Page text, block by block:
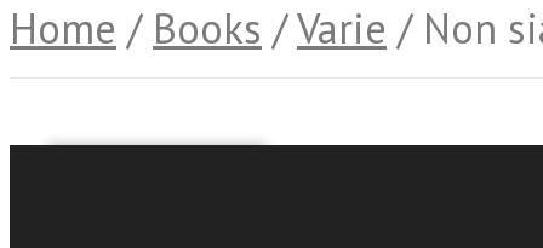
Home / Books /Varie / Non